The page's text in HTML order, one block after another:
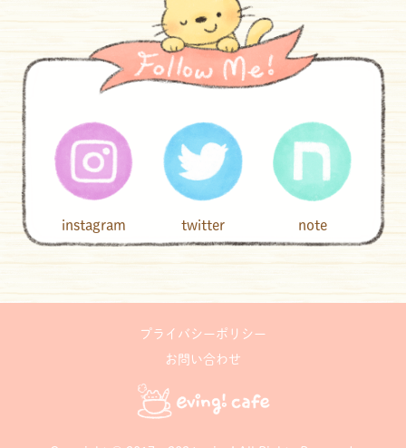
instagram twitter note
プライバシーポリシー
お問い合わせ